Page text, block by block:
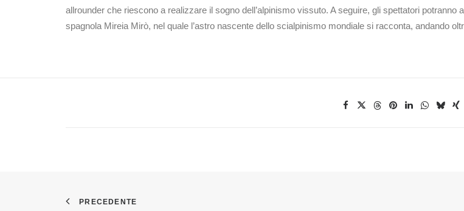
allrounder che riescono a realizzare il sogno dell’alpinismo vissuto. A seguire, gli spettatori potranno
spagnola Mireia Mirò, nel quale l’astro nascente dello scialpinismo mondiale si racconta, andando
PRECEDENTE